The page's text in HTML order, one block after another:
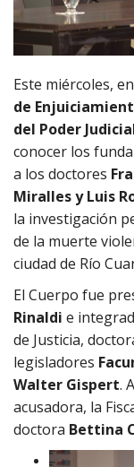
Este miércoles,
de
del Poder
conocer los
a los doctores
Miralles y Luis
la investigación
de la muerte
ciudad de Río
El Cuerpo fue
Rinaldi e
de Justicia,
legisladores
Walter Gispert.
acusadora, la
doctora Bettina